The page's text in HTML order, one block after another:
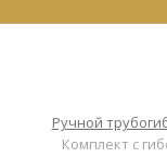
Ручной
Комплект с